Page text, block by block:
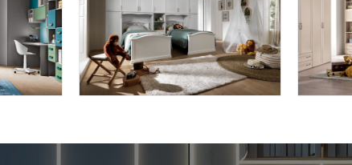
AFRODITE AF14